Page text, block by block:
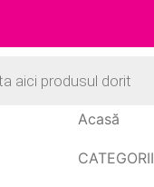
Acasă
CATEGORII